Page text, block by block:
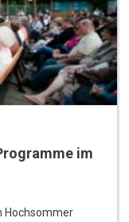
im
Hochsommer